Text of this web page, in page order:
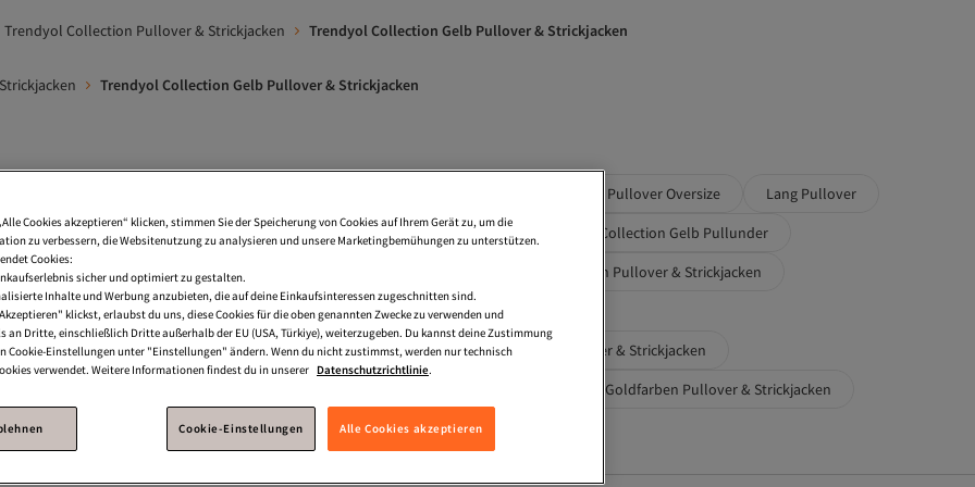
Trendyol Collection Pullover & Strickjacken Trendyol Collection Gelb Pullover & Strickjacken
Trendyol Collection Gelb Pullover & Strickjacken
Pullover Oversize
Lang Pullover
Collection Gelb Pullover Trendyol Collection Gelb Strickjacken
Trendyol Collection Gelb Pullunder
Pullover & Strickjacken Gelb Pullover & Strickjacken
Trendyol Collection Damen Pullover & Strickjacken
Pullover & Strickjacken
Trendyol Collection Beige Pullover & Strickjacken
Cremefarben Pullover & Strickjacken
Trendyol Collection Mehrfarbig Pullover & Strickjacken
Goldfarben Pullover & Strickjacken
Alaçatı Stili Gelb Pullover & Strickjacken
Cookies akzeptieren“ klicken, stimmen Sie der Speicherung von Cookies auf Ihrem Gerät zu, um die
zu verbessern, die Websitenutzung zu analysieren und unsere Marketingbemühungen zu unterstützen.
Cookies:
sicher und optimiert zu gestalten.
Inhalte und Werbung anzubieten, die auf deine Einkaufsinteressen zugeschnitten sind.
klickst, erlaubst du uns, diese Cookies für die oben genannten Zwecke zu verwenden und
an Dritte, einschließlich Dritte außerhalb der EU (USA, Türkiye), weiterzugeben. Du kannst deine Zustimmung
Cookie-Einstellungen unter "Einstellungen" ändern. Wenn du nicht zustimmst, werden nur technisch
verwendet. Weitere Informationen findest du in unserer Datenschutzrichtlinie.
Cookie-Einstellungen Alle Cookies akzeptieren